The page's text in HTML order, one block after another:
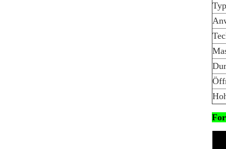
Typ